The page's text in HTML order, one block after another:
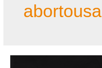
abortousa